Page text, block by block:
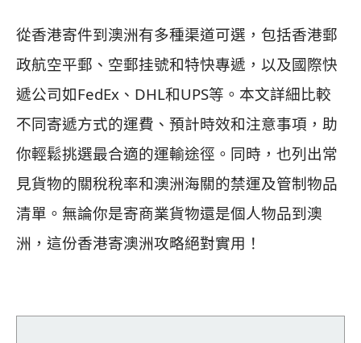
從香港寄件到澳洲有多種渠道可選，包括香港郵
政航空平郵、空郵挂號和特快專遞，以及國際快
遞公司如FedEx、DHL和UPS等。本文詳細比較
不同寄遞方式的運費、預計時效和注意事項，助
你輕鬆挑選最合適的運輸途徑。同時，也列出常
見貨物的關稅稅率和澳洲海關的禁運及管制物品
清單。無論你是寄商業貨物還是個人物品到澳
洲，這份香港寄澳洲攻略絕對實用！